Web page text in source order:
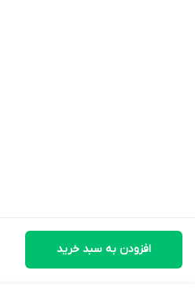
افزودن به سبد خرید